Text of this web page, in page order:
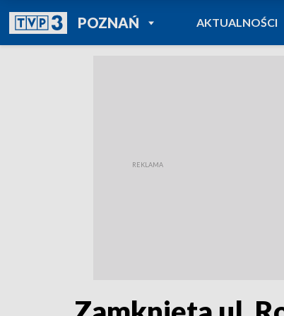
POZNAŃPOWRÓT DO
TVP REGIONY
AKTUALNOŚCI